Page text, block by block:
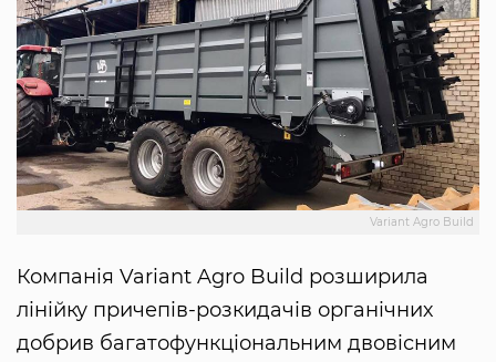
Variant Agro Build
Компанія Variant Agro Build розширила
лінійку причепів-розкидачів органічних
добрив багатофункціональним двовісним